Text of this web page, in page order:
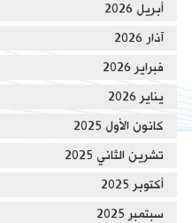
أبريل 2026
آذار 2026
فبراير 2026
يناير 2026
كانون الأول 2025
تشرين الثاني 2025
أكتوبر 2025
سبتمبر 2025